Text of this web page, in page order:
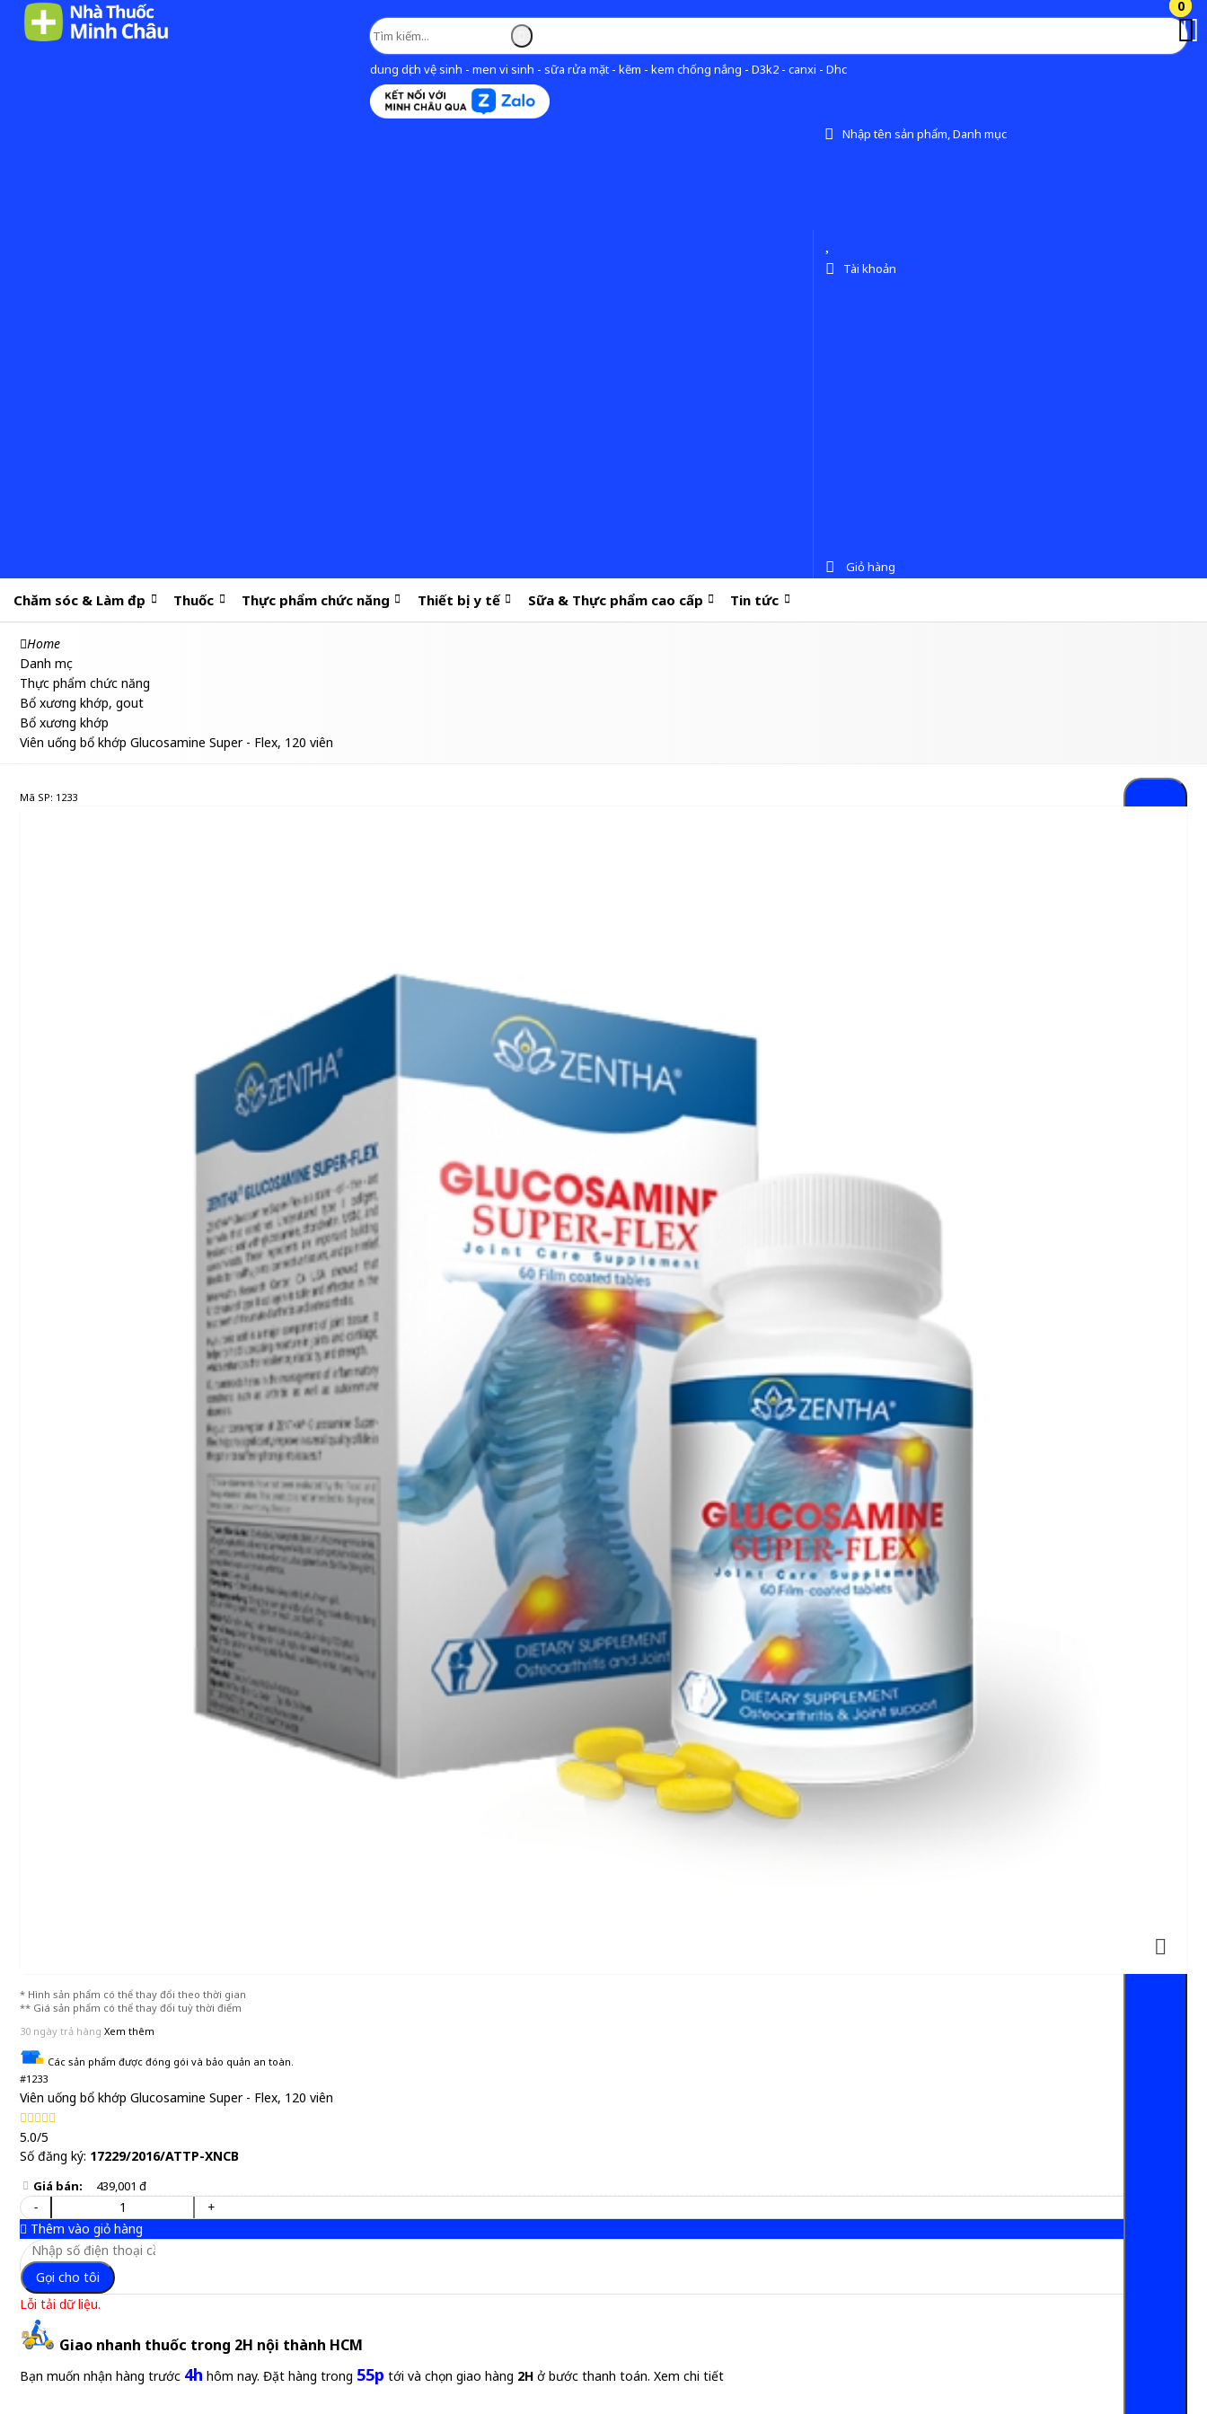
dung dịch vệ sinh - men vi sinh - sữa rửa mặt - kẽm - kem chống nắng - D3k2 - canxi - Dhc
Nhập tên sản phẩm, Danh mục
0
Tài khoản
0
Giỏ hàng
Chăm sóc & Làm đẹp Thuốc Thực phẩm chức năng Thiết bị y tế Sữa & Thực phẩm cao cấp Tin tức
Home
Danh mục
Thực phẩm chức năng
Bổ xương khớp, gout
Bổ xương khớp
Viên uống bổ khớp Glucosamine Super - Flex, 120 viên
Mã SP: 1233
* Hình sản phẩm có thể thay đổi theo thời gian
** Giá sản phẩm có thể thay đổi tuỳ thời điểm
30 ngày trả hàng Xem thêm
Các sản phẩm được đóng gói và bảo quản an toàn.
#1233
Viên uống bổ khớp Glucosamine Super - Flex, 120 viên
5.0/5
Số đăng ký: 17229/2016/ATTP-XNCB
Giá bán: 439,001 đ
-
+
Thêm vào giỏ hàng
Gọi cho tôi
Lỗi tải dữ liệu.
Giao nhanh thuốc trong 2H nội thành HCM
Bạn muốn nhận hàng trước 4h hôm nay. Đặt hàng trong 55p tới và chọn giao hàng 2H ở bước thanh toán. Xem chi tiết